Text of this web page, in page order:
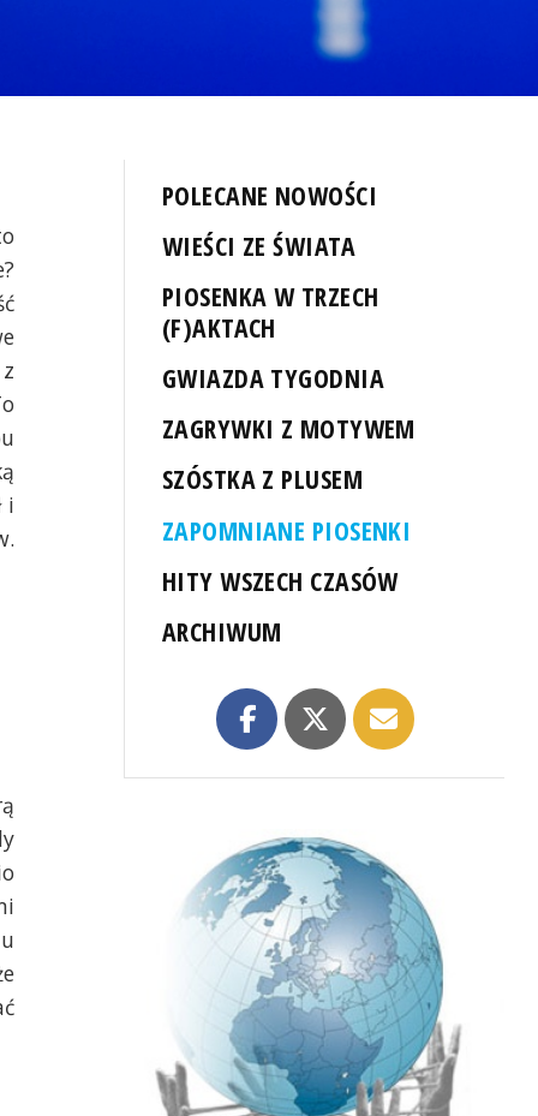
i
POLECANE NOWOŚCI
WIEŚCI ZE ŚWIATA
PIOSENKA W TRZECH
(F)AKTACH
GWIAZDA TYGODNIA
ZAGRYWKI Z MOTYWEM
SZÓSTKA Z PLUSEM
ZAPOMNIANE PIOSENKI
HITY WSZECH CZASÓW
ARCHIWUM